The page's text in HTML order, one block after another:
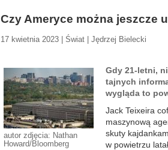
Czy Ameryce można jeszcze
17 kwietnia 2023 | Świat | Jędrzej Bielecki
autor zdjęcia: Nathan
Howard/Bloomberg
Gdy 21-letni,
tajnych
wygląda to
Jack Teixeira
maszynową
skuty
w powietrzu